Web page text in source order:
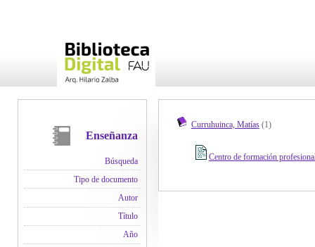
Enseñanza
Búsqueda
Tipo de documento
Autor
Título
Año
Curruhuinca, Matías(1)
Centro de formación